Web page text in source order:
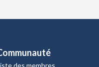
des membres